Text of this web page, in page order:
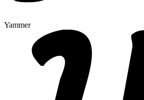
Yammer